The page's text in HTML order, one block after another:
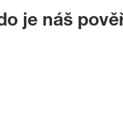
je náš